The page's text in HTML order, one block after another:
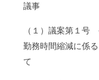
議事
（１）議案第１号
勤務時間縮減に係
て